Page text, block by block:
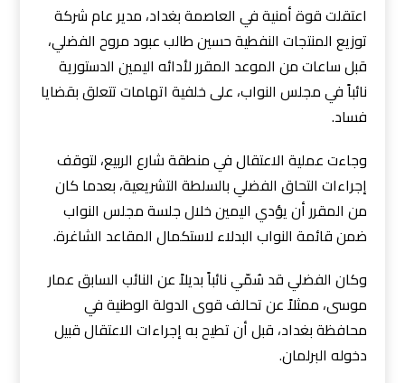
اعتقلت قوة أمنية في العاصمة بغداد، مدير عام شركة
توزيع المنتجات النفطية حسين طالب عبود مروح الفضلي،
قبل ساعات من الموعد المقرر لأدائه اليمين الدستورية
نائباً في مجلس النواب، على خلفية اتهامات تتعلق بقضايا
فساد.
وجاءت عملية الاعتقال في منطقة شارع الربيع، لتوقف
إجراءات التحاق الفضلي بالسلطة التشريعية، بعدما كان
من المقرر أن يؤدي اليمين خلال جلسة مجلس النواب
ضمن قائمة النواب البدلاء لاستكمال المقاعد الشاغرة.
وكان الفضلي قد سُمّي نائباً بديلاً عن النائب السابق عمار
موسى، ممثلاً عن تحالف قوى الدولة الوطنية في
محافظة بغداد، قبل أن تطيح به إجراءات الاعتقال قبيل
دخوله البرلمان.